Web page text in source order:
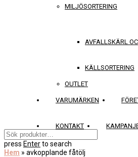
MILJÖSORTERING
AVFALLSKÄRL
KÄLLSORTERING
OUTLET
VARUMÄRKEN
KONTAKT
press Enterto search
Hem » avkopplande fåtölj